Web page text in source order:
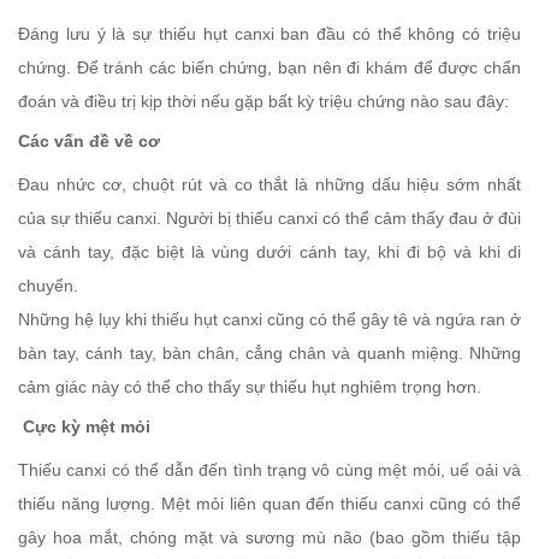
Đáng lưu ý là sự thiếu hụt canxi ban đầu có thể không có triệu
chứng. Để tránh các biến chứng, bạn nên đi khám để được chẩn
đoán và điều trị kịp thời nếu gặp bất kỳ triệu chứng nào sau đây:
Các vấn đề về cơ
Đau nhức cơ, chuột rút và co thắt là những dấu hiệu sớm nhất
của sự thiếu canxi. Người bị thiếu canxi có thể cảm thấy đau ở đùi
và cánh tay, đặc biệt là vùng dưới cánh tay, khi đi bộ và khi di
chuyển.
Những hệ lụy khi thiếu hụt canxi cũng có thể gây tê và ngứa ran ở
bàn tay, cánh tay, bàn chân, cẳng chân và quanh miệng. Những
cảm giác này có thể cho thấy sự thiếu hụt nghiêm trọng hơn.
Cực kỳ mệt mỏi
Thiếu canxi có thể dẫn đến tình trạng vô cùng mệt mỏi, uể oải và
thiếu năng lượng. Mệt mỏi liên quan đến thiếu canxi cũng có thể
gây hoa mắt, chóng mặt và sương mù não (bao gồm thiếu tập